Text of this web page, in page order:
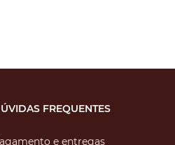
FREQUENTES
e entregas